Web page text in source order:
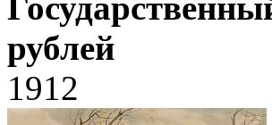
рублей
1912